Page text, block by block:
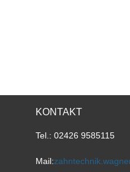
KONTAKT
Tel.: 02426 9585115
Mail: